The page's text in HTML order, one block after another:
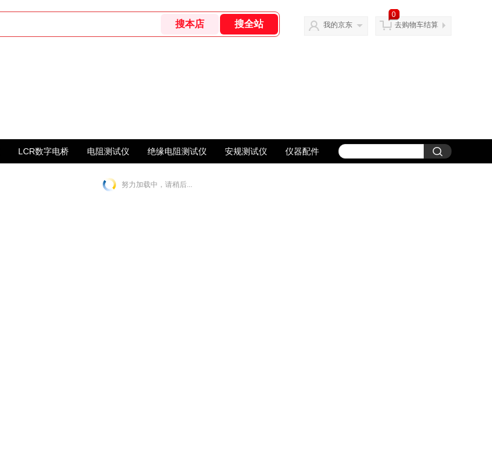
我的京东
0
去购物车结算
LCR数字电桥 电阻测试仪 绝缘电阻测试仪 安规测试仪 仪器配件
努力加载中，请稍后...